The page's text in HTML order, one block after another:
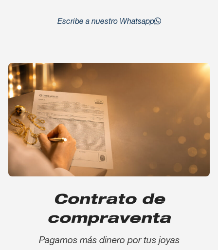
Escribe a nuestro Whatsapp
Contrato de
compraventa
Pagamos más dinero por tus joyas